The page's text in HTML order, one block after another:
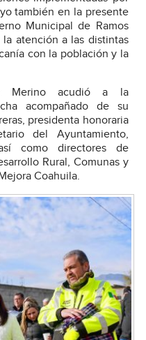
también en la presente
Municipal de Ramos
atención a las distintas
con la población y la
Merino acudió a la
acompañado de su
presidenta honoraria
del Ayuntamiento,
como directores de
Rural, Comunas y
Coahuila.